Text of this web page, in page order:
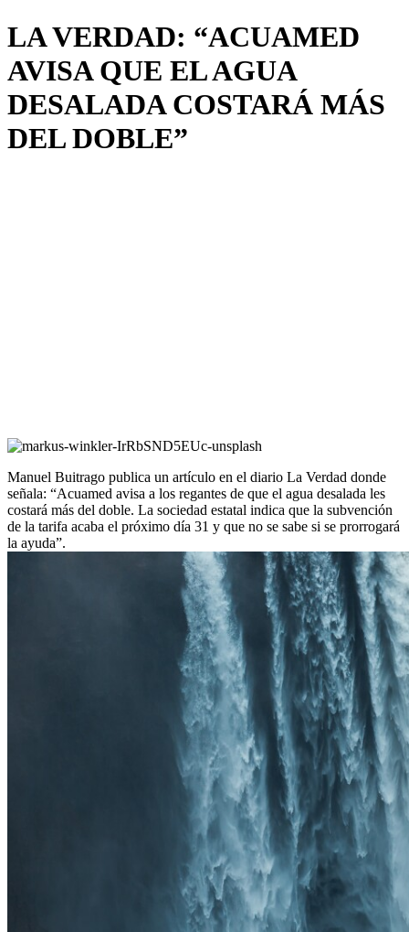
LA VERDAD: “ACUAMED
AVISA QUE EL AGUA
DESALADA COSTARÁ MÁS
DEL DOBLE”
Manuel Buitrago publica un artículo en el diario La Verdad donde
señala: “Acuamed avisa a los regantes de que el agua desalada les
costará más del doble. La sociedad estatal indica que la subvención
de la tarifa acaba el próximo día 31 y que no se sabe si se prorrogará
la ayuda”.